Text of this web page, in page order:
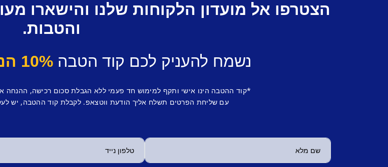
הצטרפו אל מועדון הלקוחות שלנו והישארו
והטבות.
נשמח להעניק לכם קוד הטבה 10% הנחה לרכישה ראשונה.
*קוד ההטבה הינו אישי ותקף למימוש חד פעמי ללא הגבלת סכום רכישה, ההנחה
עם שליחת הפרטים תשלח אליך הודעת ווטצאפ. לקבלת קוד ההטבה, יש